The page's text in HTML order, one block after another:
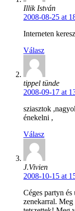
Illik István
2008-08-25 at
Interneten
Válasz
tippel tünde
2008-09-17 at
sziasztok
énekelni ,
Válasz
J.Vivien
2008-10-15 at
Céges partyn
zenekarral.